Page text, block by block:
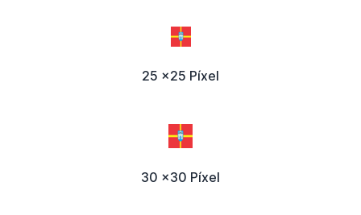
25 x25 Píxel
30 x30 Píxel